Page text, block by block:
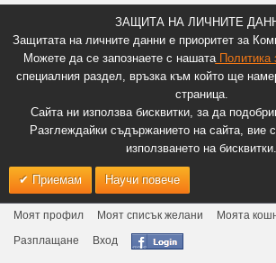
ЗАЩИТА НА ЛИЧНИТЕ
Защитата на личните данни е приоритет за
Можете да се запознаете с нашатаПолитика
специалния раздел, връзка към който ще
страница.
Сайта ни използва бисквитки, за да
Разглеждайки съдържанието на сайта, вие
използването на бисквитки.
Приемам Научи повече
Моят профил Моят списък желани
Моята
Разплащане
Вход